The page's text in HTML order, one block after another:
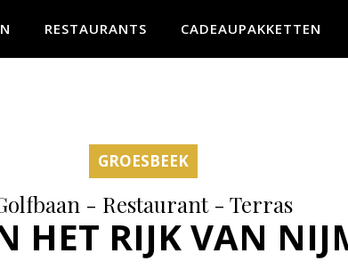
RESTAURANTS CADEAUPAKKETTEN
GROESBEEK
- Restaurant - Terras
HET RIJK VAN